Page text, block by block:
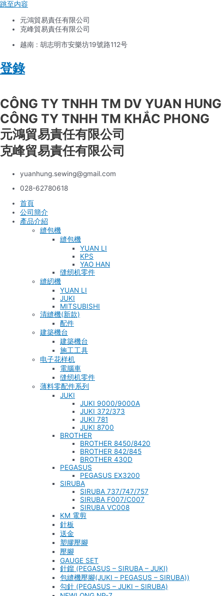
跳至内容
元鴻貿易責任有限公司
克峰貿易責任有限公司
越南 : 胡志明市安樂坊19號路112号
登錄
CÔNG TY TNHH TM DV YUAN HUNG
CÔNG TY TNHH TM KHẮC PHONG
元鴻貿易責任有限公司
克峰貿易責任有限公司
yuanhung.sewing@gmail.com
028-62780618
首頁
公司簡介
產品介紹
縫包機
縫包機
YUAN LI
KPS
YAO HAN
缝纫机零件
縫紉機
YUAN LI
JUKI
MITSUBISHI
清縫機(新款)
配件
建築機台
建築機台
施工工具
电子花样机
電腦車
缝纫机零件
薄料零配件系列
JUKI
JUKI 9000/9000A
JUKI 372/373
JUKI 781
JUKI 8700
BROTHER
BROTHER 8450/8420
BROTHER 842/845
BROTHER 430D
PEGASUS
PEGASUS EX3200
SIRUBA
SIRUBA 737/747/757
SIRUBA F007/C007
SIRUBA VC008
KM 電剪
針板
送金
塑膠壓腳
壓腳
GAUGE SET
針鎦 (PEGASUS – SIRUBA – JUKI)
包縫機壓腳(JUKI – PEGASUS – SIRUBA))
勾針 (PEGASUS – JUKI – SIRUBA)